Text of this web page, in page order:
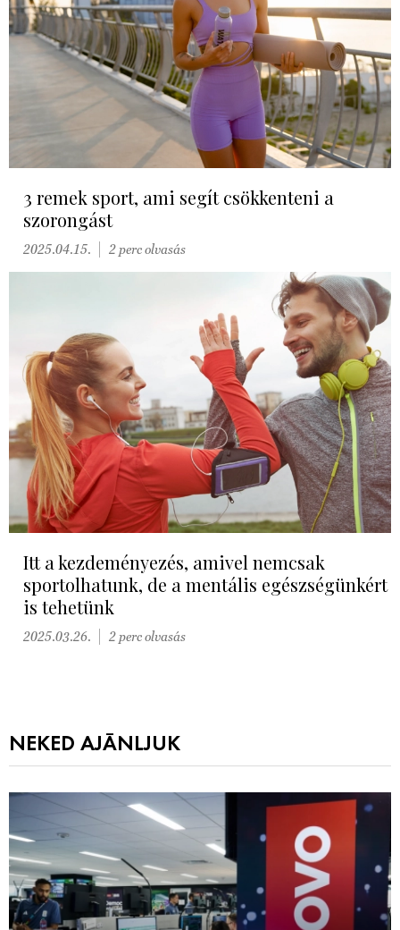
3 remek sport, ami segít csökkenteni a
szorongást
2025.04.15. 2 perc olvasás
Itt a kezdeményezés, amivel nemcsak
sportolhatunk, de a mentális egészségünkért
is tehetünk
2025.03.26. 2 perc olvasás
NEKED AJÁNLJUK